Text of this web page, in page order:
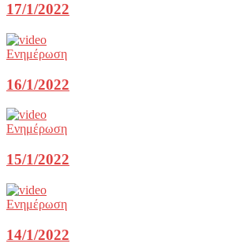
17/1/2022
Ενημέρωση
16/1/2022
Ενημέρωση
15/1/2022
Ενημέρωση
14/1/2022